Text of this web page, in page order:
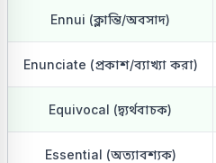
Ennui (ক্লান্তি/অবসাদ)
Enunciate (প্রকাশ/ব্যাখ্যা করা)
Equivocal (দ্ব্যর্থবাচক)
Essential (অত্যাবশ্যক)